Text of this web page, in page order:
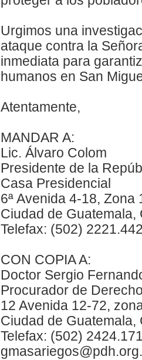
Urgimos una
ataque contra la
inmediata para
humanos en San
Atentamente,
MANDAR A:
Lic. Álvaro Colom
Presidente de la
Casa Presidencial
6ª Avenida 4-18, Zona
Ciudad de Guatemala,
Telefax: (502)
CON COPIA A:
Doctor Sergio
Procurador de
12 Avenida 12-72,
Ciudad de Guatemala,
Telefax: (502)